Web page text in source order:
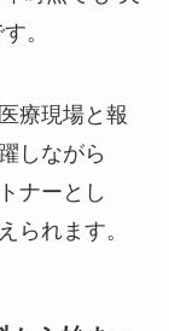
。
療現場と報
しながら
ナーとし
られます。